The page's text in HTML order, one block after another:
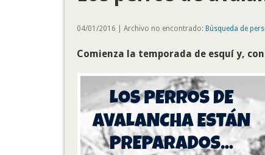
04/01/2016 | Archivo no encontrado: Búsqueda de
Comienza la temporada de esquí y,